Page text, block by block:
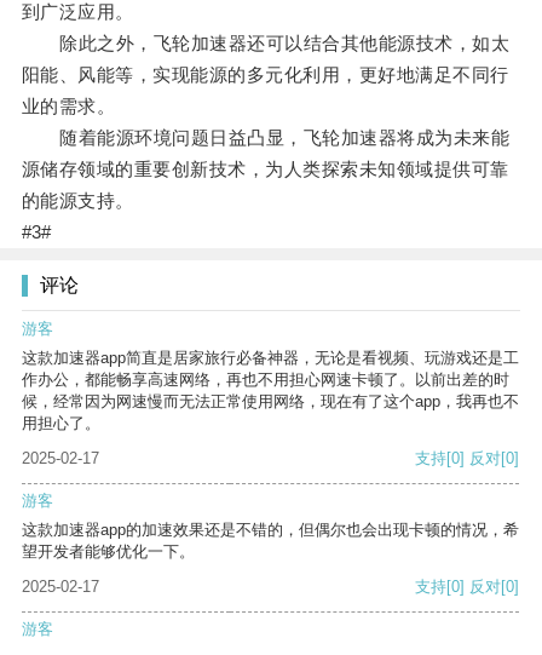
到广泛应用。
除此之外，飞轮加速器还可以结合其他能源技术，如太
阳能、风能等，实现能源的多元化利用，更好地满足不同行
业的需求。
随着能源环境问题日益凸显，飞轮加速器将成为未来能
源储存领域的重要创新技术，为人类探索未知领域提供可靠
的能源支持。
#3#
评论
游客
这款加速器app简直是居家旅行必备神器，无论是看视频、玩游戏还是工
作办公，都能畅享高速网络，再也不用担心网速卡顿了。以前出差的时
候，经常因为网速慢而无法正常使用网络，现在有了这个app，我再也不
用担心了。
2025-02-17
支持[0] 反对[0]
游客
这款加速器app的加速效果还是不错的，但偶尔也会出现卡顿的情况，希
望开发者能够优化一下。
2025-02-17
支持[0] 反对[0]
游客